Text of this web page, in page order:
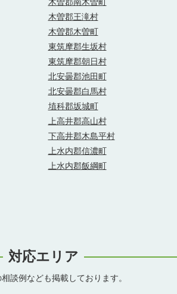
木曽郡王滝村
木曽郡木曽町
東筑摩郡生坂村
東筑摩郡朝日村
北安曇郡池田町
北安曇郡白馬村
埴科郡坂城町
上高井郡高山村
下高井郡木島平村
上水内郡信濃町
上水内郡飯綱町
対応エリア
談例なども掲載しております。